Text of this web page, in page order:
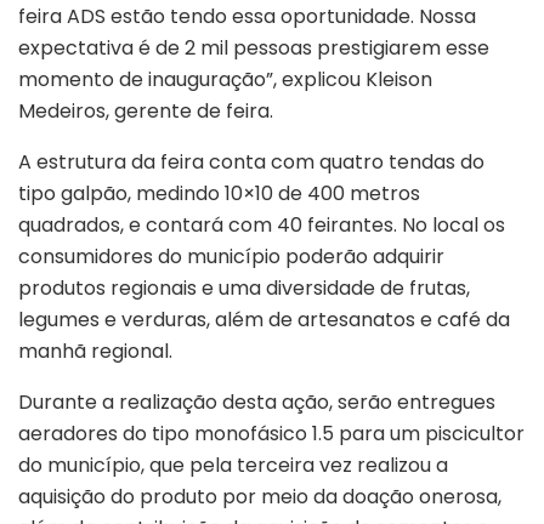
feira ADS estão tendo essa oportunidade. Nossa
expectativa é de 2 mil pessoas prestigiarem esse
momento de inauguração”, explicou Kleison
Medeiros, gerente de feira.
A estrutura da feira conta com quatro tendas do
tipo galpão, medindo 10×10 de 400 metros
quadrados, e contará com 40 feirantes. No local os
consumidores do município poderão adquirir
produtos regionais e uma diversidade de frutas,
legumes e verduras, além de artesanatos e café da
manhã regional.
Durante a realização desta ação, serão entregues
aeradores do tipo monofásico 1.5 para um piscicultor
do município, que pela terceira vez realizou a
aquisição do produto por meio da doação onerosa,